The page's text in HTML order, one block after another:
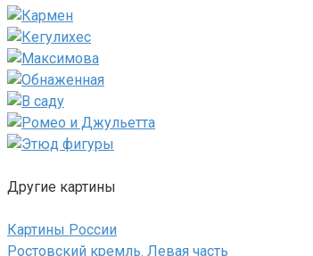
Другие картины
Картины России
Ростовский кремль. Левая часть